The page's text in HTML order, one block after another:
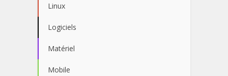
Linux
Logiciels
Matériel
Mobile